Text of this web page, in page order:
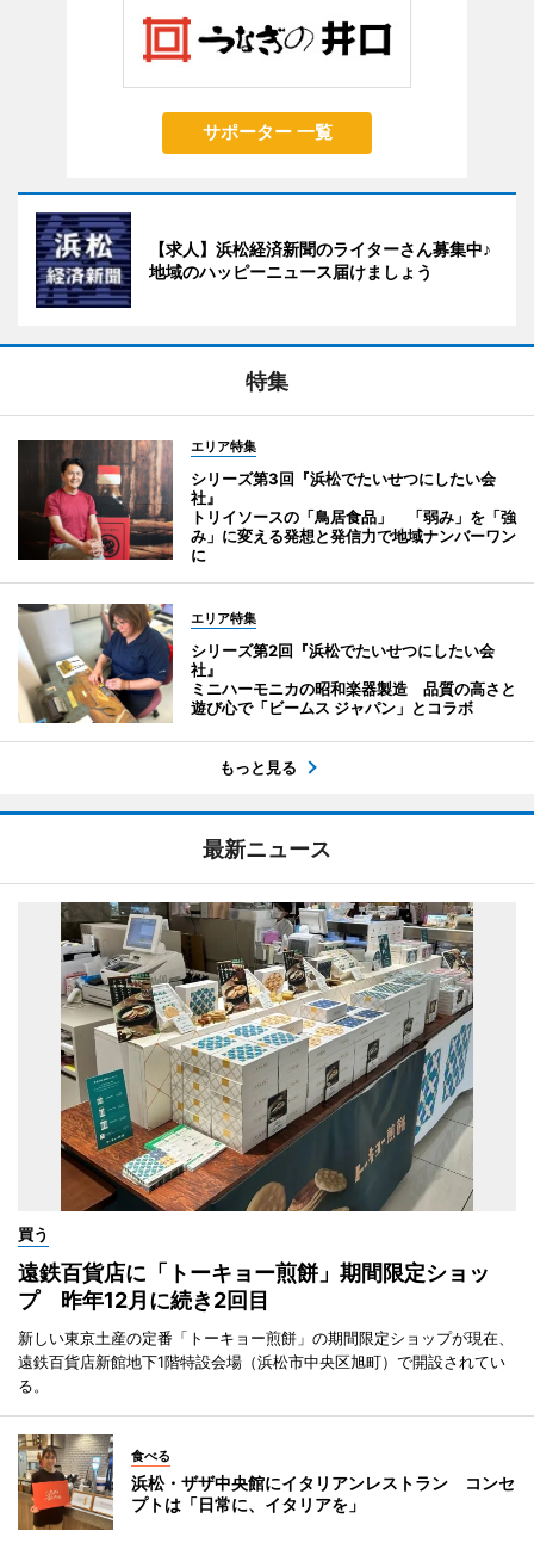
サポーター 一覧
【求人】浜松経済新聞のライターさん募集中♪
地域のハッピーニュース届けましょう
特集
エリア特集
シリーズ第3回『浜松でたいせつにしたい会
社』
トリイソースの「鳥居食品」 「弱み」を「強
み」に変える発想と発信力で地域ナンバーワン
に
エリア特集
シリーズ第2回『浜松でたいせつにしたい会
社』
ミニハーモニカの昭和楽器製造 品質の高さと
遊び心で「ビームス ジャパン」とコラボ
もっと見る
最新ニュース
買う
遠鉄百貨店に「トーキョー煎餅」期間限定ショッ
プ 昨年12月に続き2回目
新しい東京土産の定番「トーキョー煎餅」の期間限定ショップが現在、
遠鉄百貨店新館地下1階特設会場（浜松市中央区旭町）で開設されてい
る。
食べる
浜松・ザザ中央館にイタリアンレストラン コンセ
プトは「日常に、イタリアを」